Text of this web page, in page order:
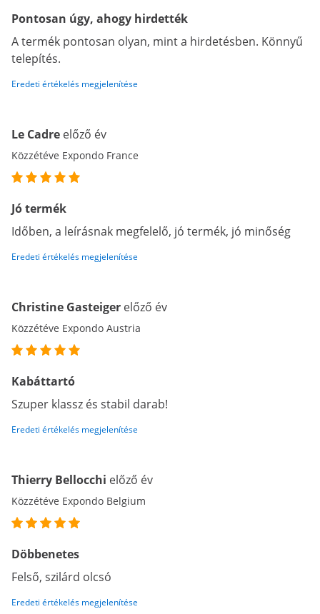
Pontosan úgy, ahogy hirdették
A termék pontosan olyan, mint a hirdetésben. Könnyű
telepítés.
Eredeti értékelés megjelenítése
Le Cadre előző év
Közzétéve Expondo France
Jó termék
Időben, a leírásnak megfelelő, jó termék, jó minőség
Eredeti értékelés megjelenítése
Christine Gasteiger előző év
Közzétéve Expondo Austria
Kabáttartó
Szuper klassz és stabil darab!
Eredeti értékelés megjelenítése
Thierry Bellocchi előző év
Közzétéve Expondo Belgium
Döbbenetes
Felső, szilárd olcsó
Eredeti értékelés megjelenítése